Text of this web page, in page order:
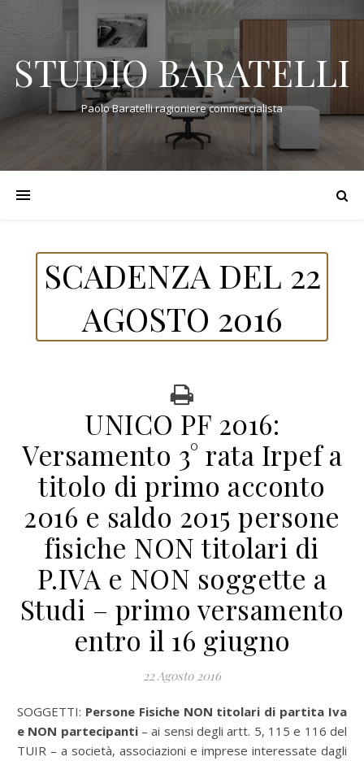
STUDIO BARATELLI
Paolo Baratelli ragioniere commercialista
SCADENZA DEL 22
AGOSTO 2016
UNICO PF 2016:
Versamento 3° rata Irpef a
titolo di primo acconto
2016 e saldo 2015 persone
fisiche NON titolari di
P.IVA e NON soggette a
Studi – primo versamento
entro il 16 giugno
22 Agosto 2016
SOGGETTI: Persone Fisiche NON titolari di partita Iva
e NON partecipanti – ai sensi degli artt. 5, 115 e 116 del
TUIR – a società, associazioni e imprese interessate dagli